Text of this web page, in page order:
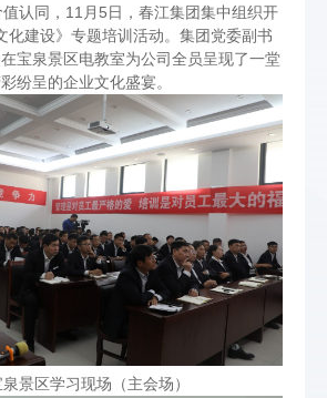
认同，11月5日，春江集团集中组织开
化建设》专题培训活动。集团党委副书
宝泉景区电教室为公司全员呈现了一堂
纷呈的企业文化盛宴。
景区学习现场（主会场）